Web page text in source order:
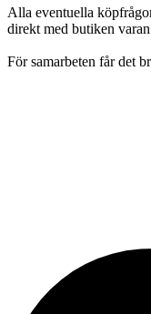
Alla eventuella
direkt med butiken
För samarbeten får det